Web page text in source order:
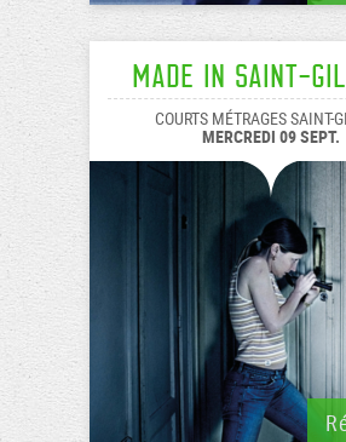
Made In Saint-
COURTS MÉTRAGES SAINT-
MERCREDI 09 SEPT.